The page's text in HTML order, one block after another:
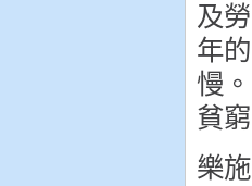
及
年
慢
貧
樂